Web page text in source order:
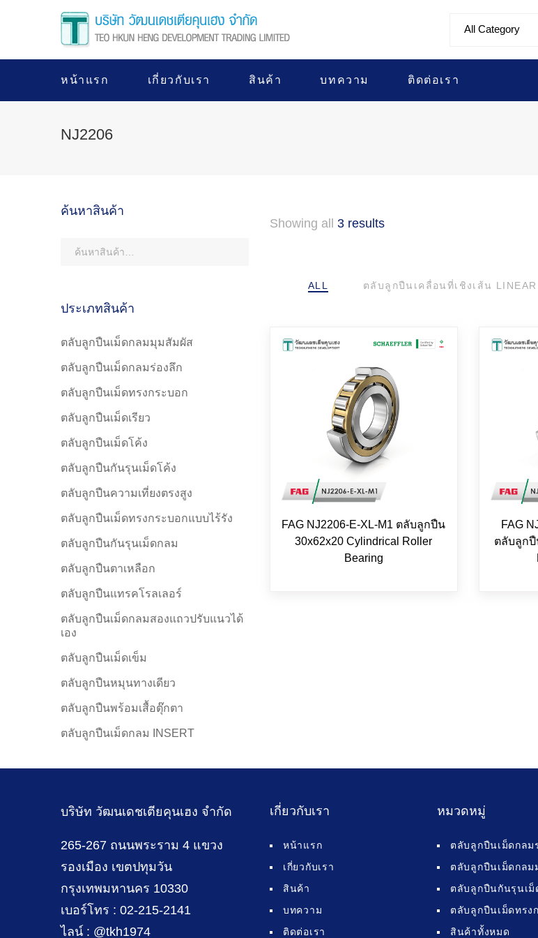
All Category
หน้าแรก เกี่ยวกับเรา สินค้า บทความ ติดต่อเรา
NJ2206
Showing all 3 results
ALL ตลับลูกปืนเคลื่อนที่เชิงเส้น LINEAR
FAG NJ2206-E-XL-M1 ตลับลูกปืน
30x62x20 Cylindrical Roller
Bearing
FAG
ตลับลูกปื
ค้นหาสินค้า
ประเภทสินค้า
ตลับลูกปืนเม็ดกลมมุมสัมผัส
ตลับลูกปืนเม็ดกลมร่องลึก
ตลับลูกปืนเม็ดทรงกระบอก
ตลับลูกปืนเม็ดเรียว
ตลับลูกปืนเม็ดโค้ง
ตลับลูกปืนกันรุนเม็ดโค้ง
ตลับลูกปืนความเที่ยงตรงสูง
ตลับลูกปืนเม็ดทรงกระบอกแบบไร้รัง
ตลับลูกปืนกันรุนเม็ดกลม
ตลับลูกปืนตาเหลือก
ตลับลูกปืนแทรคโรลเลอร์
ตลับลูกปืนเม็ดกลมสองแถวปรับแนวได้
เอง
ตลับลูกปืนเม็ดเข็ม
ตลับลูกปืนหมุนทางเดียว
ตลับลูกปืนพร้อมเสื้อตุ๊กตา
ตลับลูกปืนเม็ดกลม INSERT
บริษัท วัฒนเดชเตียคุนเฮง จำกัด
265-267 ถนนพระราม 4 แขวง
รองเมือง เขตปทุมวัน
กรุงเทพมหานคร 10330
เบอร์โทร : 02-215-2141
ไลน์ : @tkh1974
เกี่ยวกับเรา
หน้าแรก
เกี่ยวกับเรา
สินค้า
บทความ
ติดต่อเรา
หมวดหมู่
ตลับลูกปืนเม็ดกลม
ตลับลูกปืนเม็ดกลม
ตลับลูกปืนกันรุนเม็
ตลับลูกปืนเม็ดทรง
สินค้าทั้งหมด